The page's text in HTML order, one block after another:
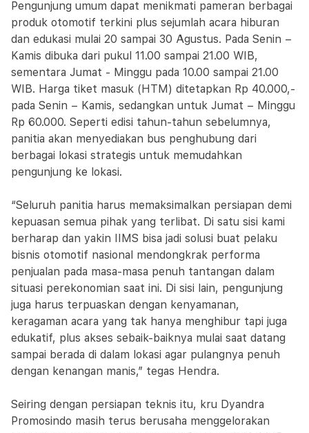
Pengunjung umum dapat menikmati pameran berbagai
produk otomotif terkini plus sejumlah acara hiburan
dan edukasi mulai 20 sampai 30 Agustus. Pada Senin –
Kamis dibuka dari pukul 11.00 sampai 21.00 WIB,
sementara Jumat - Minggu pada 10.00 sampai 21.00
WIB. Harga tiket masuk (HTM) ditetapkan Rp 40.000,-
pada Senin – Kamis, sedangkan untuk Jumat – Minggu
Rp 60.000. Seperti edisi tahun-tahun sebelumnya,
panitia akan menyediakan bus penghubung dari
berbagai lokasi strategis untuk memudahkan
pengunjung ke lokasi.
“Seluruh panitia harus memaksimalkan persiapan demi
kepuasan semua pihak yang terlibat. Di satu sisi kami
berharap dan yakin IIMS bisa jadi solusi buat pelaku
bisnis otomotif nasional mendongkrak performa
penjualan pada masa-masa penuh tantangan dalam
situasi perekonomian saat ini. Di sisi lain, pengunjung
juga harus terpuaskan dengan kenyamanan,
keragaman acara yang tak hanya menghibur tapi juga
edukatif, plus akses sebaik-baiknya mulai saat datang
sampai berada di dalam lokasi agar pulangnya penuh
dengan kenangan manis,” tegas Hendra.
Seiring dengan persiapan teknis itu, kru Dyandra
Promosindo masih terus berusaha menggelorakan